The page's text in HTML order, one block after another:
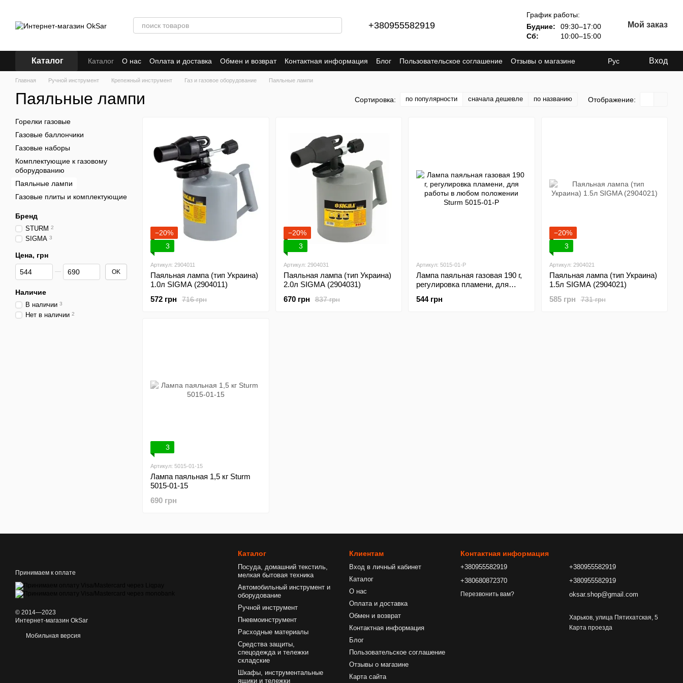
+380955582919
График работы:
Будние:
09:30–17:00
Сб:
10:00–15:00
Мой заказ
Каталог Каталог О нас Оплата и доставка Обмен и возврат Контактная информация Блог Пользовательское соглашение
Отзывы о магазине
Бренды
Кредит
Рус Вход
Главная Ручной инструмент Крепежный инструмент Газ и газовое оборудование Паяльные лампи
Паяльные лампи Сортировка: по популярности сначала дешевле по названию Отображение:
−20%
3
Артикул: 2904011
Паяльная лампа (тип Украина)
1.0л SIGMA (2904011)
716 грн
572 грн
−20%
3
Артикул: 2904031
Паяльная лампа (тип Украина)
2.0л SIGMA (2904031)
837 грн
670 грн
Артикул: 5015-01-P
Лампа паяльная газовая 190 г,
регулировка пламени, для
Sturm 5015-01-P
544 грн
−20%
3
Артикул: 2904021
Паяльная лампа (тип Украина)
1.5л SIGMA (2904021)
731 грн
585 грн
3
Артикул: 5015-01-15
Лампа паяльная 1,5 кг Sturm
5015-01-15
690 грн
Горелки газовые
Газовые баллончики
Газовые наборы
Комплектующие к газовому
оборудованию
Паяльные лампи
Газовые плиты и комплектующие
Бренд
STURM 2
SIGMA 3
Цена, грн
От Цена, грн
До Цена, грн OK
Наличие
В наличии 3
Нет в наличии 2
Принимаем к оплате
© 2014—2023
Интернет-магазин OkSar
Мобильная версия
Каталог
Посуда, домашний текстиль,
мелкая бытовая техника
Автомобильный инструмент и
оборудование
Ручной инструмент
Пневмоинструмент
Расходные материалы
Средства защиты,
спецодежда и тележки
складские
Шкафы, инструментальные
ящики и тележки
Клиентам
Вход в личный кабинет
Каталог
О нас
Оплата и доставка
Обмен и возврат
Контактная информация
Блог
Пользовательское соглашение
Отзывы о магазине
Карта сайта
Контактная информация
+380955582919
+380680872370
Перезвонить вам?
+380955582919
+380955582919
oksar.shop@gmail.com
Харьков, улица Пятихатская, 5
Карта проезда